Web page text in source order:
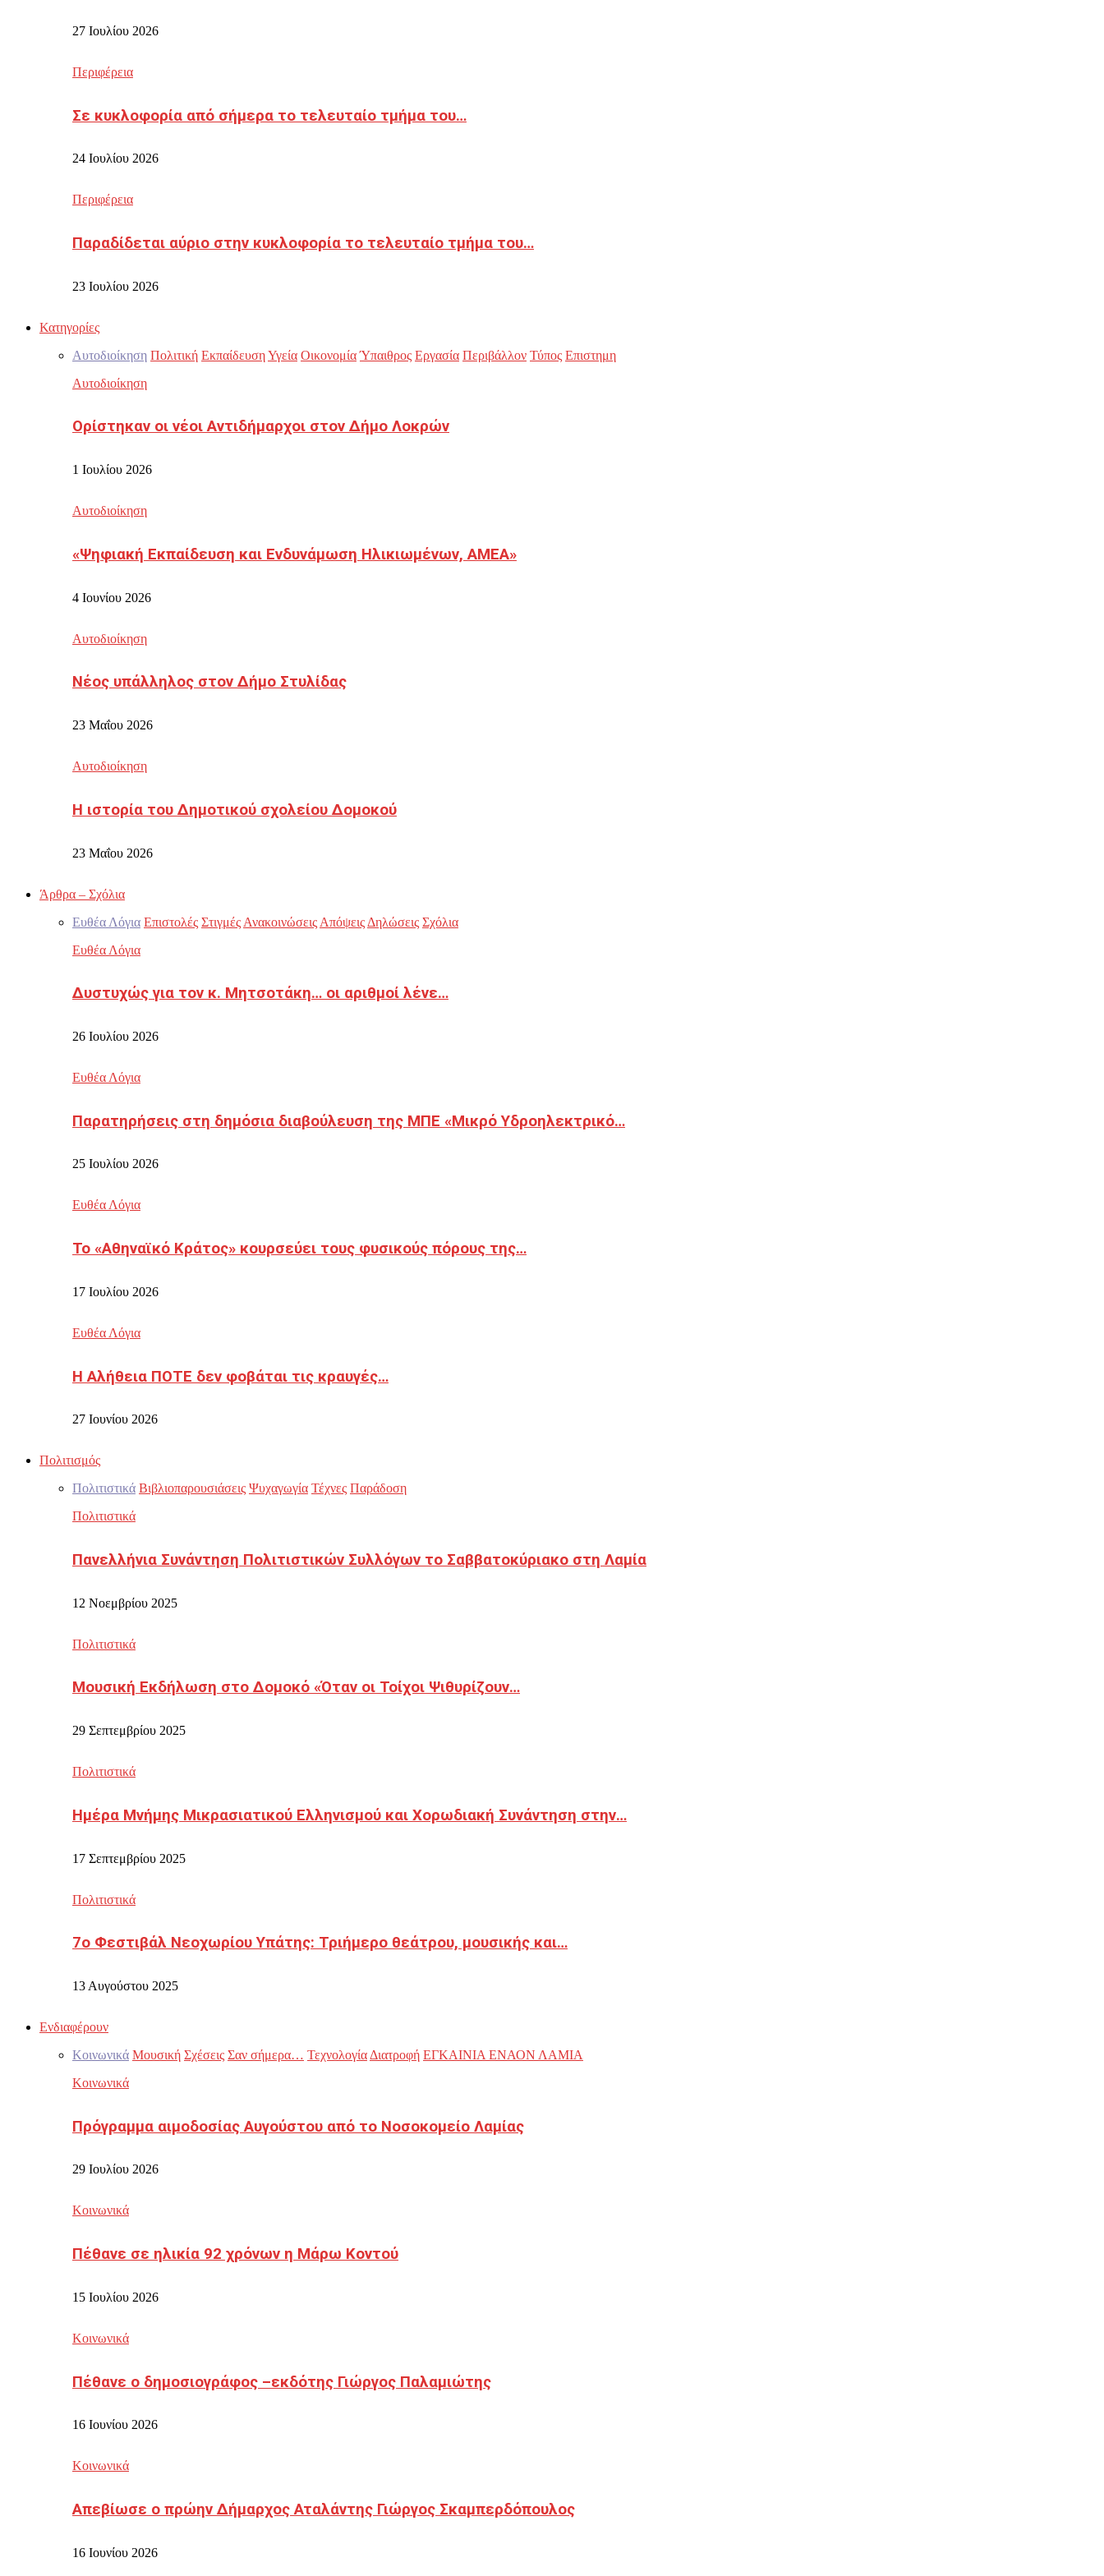
27 Ιουλίου 2026
Περιφέρεια
Σε κυκλοφορία από σήμερα το τελευταίο τμήμα του…
24 Ιουλίου 2026
Περιφέρεια
Παραδίδεται αύριο στην κυκλοφορία το τελευταίο τμήμα του…
23 Ιουλίου 2026
Κατηγορίες
Αυτοδιοίκηση Πολιτική ΕκπαίδευσηΥγεία Οικονομία Ύπαιθρος Εργασία Περιβάλλον Τύπος Επιστημη
Αυτοδιοίκηση
Ορίστηκαν οι νέοι Αντιδήμαρχοι στον Δήμο Λοκρών
1 Ιουλίου 2026
Αυτοδιοίκηση
«Ψηφιακή Εκπαίδευση και Ενδυνάμωση Ηλικιωμένων, ΑΜΕΑ»
4 Ιουνίου 2026
Αυτοδιοίκηση
Νέος υπάλληλος στον Δήμο Στυλίδας
23 Μαΐου 2026
Αυτοδιοίκηση
Η ιστορία του Δημοτικού σχολείου Δομοκού
23 Μαΐου 2026
Άρθρα – Σχόλια
Ευθέα Λόγια Επιστολές Στιγμές Ανακοινώσεις Απόψεις Δηλώσεις Σχόλια
Ευθέα Λόγια
Δυστυχώς για τον κ. Μητσοτάκη… οι αριθμοί λένε…
26 Ιουλίου 2026
Ευθέα Λόγια
Παρατηρήσεις στη δημόσια διαβούλευση της ΜΠΕ «Μικρό Υδροηλεκτρικό…
25 Ιουλίου 2026
Ευθέα Λόγια
Το «Αθηναϊκό Κράτος» κουρσεύει τους φυσικούς πόρους της…
17 Ιουλίου 2026
Ευθέα Λόγια
Η Αλήθεια ΠΟΤΕ δεν φοβάται τις κραυγές…
27 Ιουνίου 2026
Πολιτισμός
Πολιτιστικά Βιβλιοπαρουσιάσεις Ψυχαγωγία Τέχνες Παράδοση
Πολιτιστικά
Πανελλήνια Συνάντηση Πολιτιστικών Συλλόγων το Σαββατοκύριακο στη Λαμία
12 Νοεμβρίου 2025
Πολιτιστικά
Μουσική Εκδήλωση στο Δομοκό «Όταν οι Τοίχοι Ψιθυρίζουν…
29 Σεπτεμβρίου 2025
Πολιτιστικά
Ημέρα Μνήμης Μικρασιατικού Ελληνισμού και Χορωδιακή Συνάντηση στην…
17 Σεπτεμβρίου 2025
Πολιτιστικά
7ο Φεστιβάλ Νεοχωρίου Υπάτης: Τριήμερο θεάτρου, μουσικής και…
13 Αυγούστου 2025
Ενδιαφέρουν
Κοινωνικά Μουσική Σχέσεις Σαν σήμερα… Τεχνολογία Διατροφή ΕΓΚΑΙΝΙΑ ΕΝΑΟΝ ΛΑΜΙΑ
Κοινωνικά
Πρόγραμμα αιμοδοσίας Αυγούστου από το Νοσοκομείο Λαμίας
29 Ιουλίου 2026
Κοινωνικά
Πέθανε σε ηλικία 92 χρόνων η Μάρω Κοντού
15 Ιουλίου 2026
Κοινωνικά
Πέθανε ο δημοσιογράφος –εκδότης Γιώργος Παλαμιώτης
16 Ιουνίου 2026
Κοινωνικά
Απεβίωσε ο πρώην Δήμαρχος Αταλάντης Γιώργος Σκαμπερδόπουλος
16 Ιουνίου 2026